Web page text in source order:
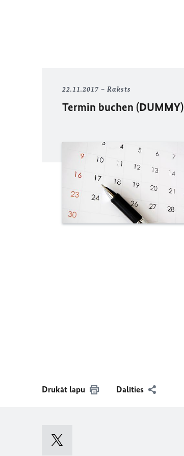
22.11.2017 Raksts
Termin buchen (DUMMY)
Drukāt lapu Dalīties